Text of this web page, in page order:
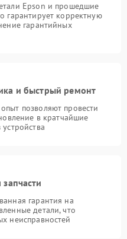
Epson и прошедшие
гарантирует корректную
гарантийных
и быстрый ремонт
позволяют провести
в кратчайшие
гарантия на
детали, что
неисправностей